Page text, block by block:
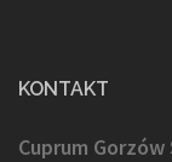
KONTAKT
Cuprum Gorzów